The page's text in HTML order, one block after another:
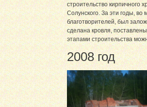
строительство кирпичного
Солунского. За эти годы, во
благотворителей, был
сделана кровля,
этапами строительства
2008 год